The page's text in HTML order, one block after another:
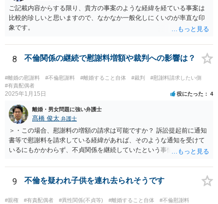
ご記載内容からする限り、貴方の事案のような経緯を経ている事案は
比較的珍しいと思いますので、なかなか一般化しにくいのが率直な印
象です。
8 不倫関係の継続で慰謝料増額や裁判への影響は？
#離婚の慰謝料 #不倫慰謝料 #離婚すること自体 #裁判
#慰謝料請求したい側
#有責配偶者
2025年1月15日 役にたった 4
離婚・男女問題に強い弁護士
髙橋 俊太 弁護士
＞・この場合、慰謝料の増額の請求は可能ですか？ 訴訟提起前に通知
書等で慰謝料を請求している経緯があれば、そのような通知を受けて
いるにもかかわらず、不貞関係を継続していたという事情は悪質性を
ている裁判例もありますので、担当弁護士に確認してみるとよいでし
ょう。 ＞・この事実が何か今回の裁判に影響することはあるのでしょ
が、不貞が継続している事実自体は、上記のとおり増額事由になり得
9 不倫を疑われ子供を連れ去られそうです
#親権 #有責配偶者 #異性関係(不貞等) #離婚すること自体 #不倫慰謝料